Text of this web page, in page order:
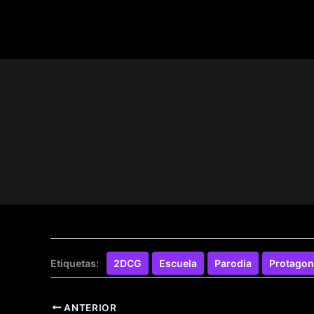
– Se añadió el
– Se
Etiquetas: 2DCG Escuela Parodia
ANTERIOR